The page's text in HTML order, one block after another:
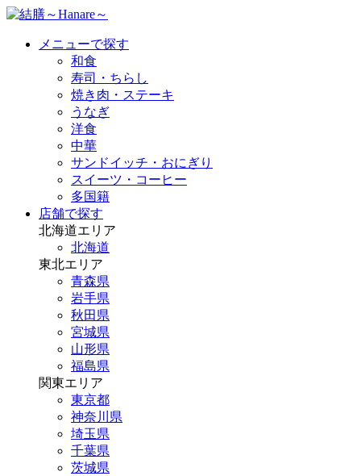
メニューで探す
和食
寿司・ちらし
焼き肉・ステーキ
うなぎ
洋食
中華
サンドイッチ・おにぎり
スイーツ・コーヒー
多国籍
店舗で探す
北海道エリア
北海道
東北エリア
青森県
岩手県
秋田県
宮城県
山形県
福島県
関東エリア
東京都
神奈川県
埼玉県
千葉県
茨城県